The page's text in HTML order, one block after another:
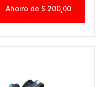
Ahorro de $ 200,00